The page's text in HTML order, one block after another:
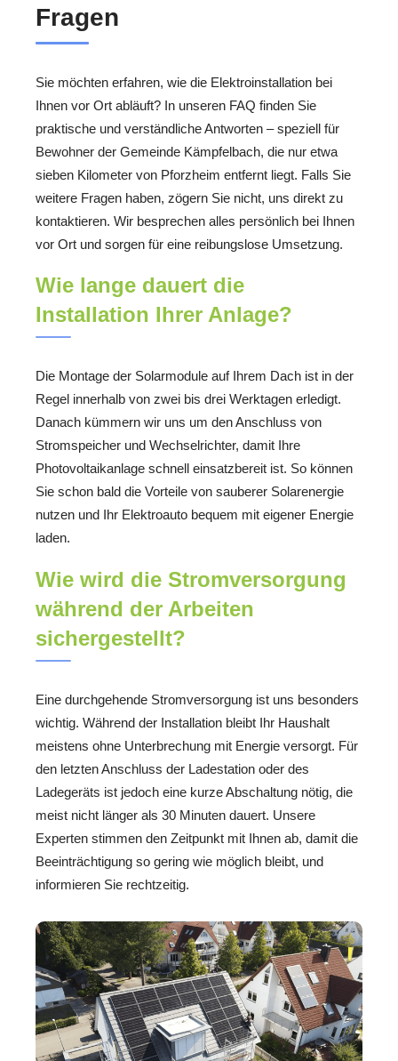
Fragen
Sie möchten erfahren, wie die Elektroinstallation bei
Ihnen vor Ort abläuft? In unseren FAQ finden Sie
praktische und verständliche Antworten – speziell für
Bewohner der Gemeinde Kämpfelbach, die nur etwa
sieben Kilometer von Pforzheim entfernt liegt. Falls Sie
weitere Fragen haben, zögern Sie nicht, uns direkt zu
kontaktieren. Wir besprechen alles persönlich bei Ihnen
vor Ort und sorgen für eine reibungslose Umsetzung.
Wie lange dauert die
Installation Ihrer Anlage?
Die Montage der Solarmodule auf Ihrem Dach ist in der
Regel innerhalb von zwei bis drei Werktagen erledigt.
Danach kümmern wir uns um den Anschluss von
Stromspeicher und Wechselrichter, damit Ihre
Photovoltaikanlage schnell einsatzbereit ist. So können
Sie schon bald die Vorteile von sauberer Solarenergie
nutzen und Ihr Elektroauto bequem mit eigener Energie
laden.
Wie wird die Stromversorgung
während der Arbeiten
sichergestellt?
Eine durchgehende Stromversorgung ist uns besonders
wichtig. Während der Installation bleibt Ihr Haushalt
meistens ohne Unterbrechung mit Energie versorgt. Für
den letzten Anschluss der Ladestation oder des
Ladegeräts ist jedoch eine kurze Abschaltung nötig, die
meist nicht länger als 30 Minuten dauert. Unsere
Experten stimmen den Zeitpunkt mit Ihnen ab, damit die
Beeinträchtigung so gering wie möglich bleibt, und
informieren Sie rechtzeitig.